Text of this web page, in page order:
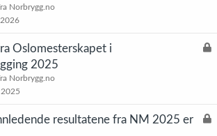
Norbrygg.no
L
Oslomesterskapet i
2025
Norbrygg.no
2025
L
resultatene fra NM 2025 er